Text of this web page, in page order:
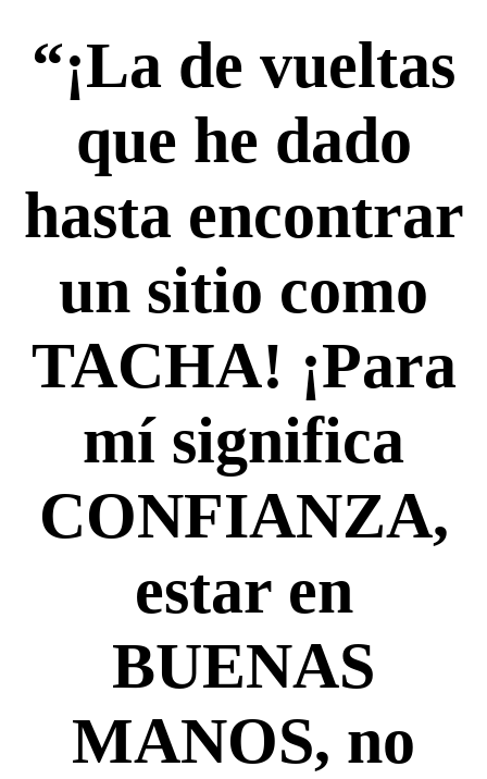
“¡La de vueltas
que he dado
hasta encontrar
un sitio como
TACHA! ¡Para
mí significa
CONFIANZA,
estar en
BUENAS
MANOS, no